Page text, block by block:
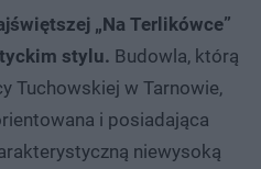
„Na Terlikówce”
stylu. Budowla, którą
Tuchowskiej w Tarnowie,
i posiadająca
niewysoką